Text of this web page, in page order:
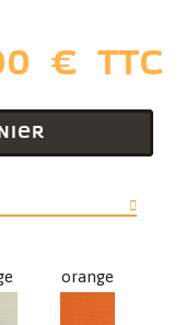
€ TTC
orange